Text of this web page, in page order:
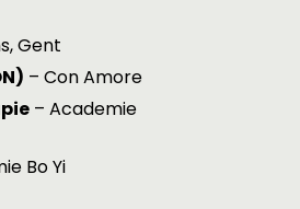
Gent
– Con Amore
– Academie
Bo Yi